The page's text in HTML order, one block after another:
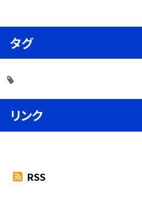
タグ
リンク
RSS